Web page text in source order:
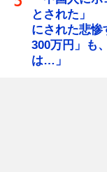
とされた」
にされた悲
300万円」も
は…」